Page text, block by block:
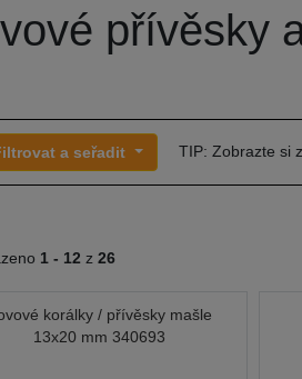
přívěsky
a seřadit TIP: Zobrazte si
1 - 12 z 26
korálky / přívěsky mašle
13x20 mm 340693